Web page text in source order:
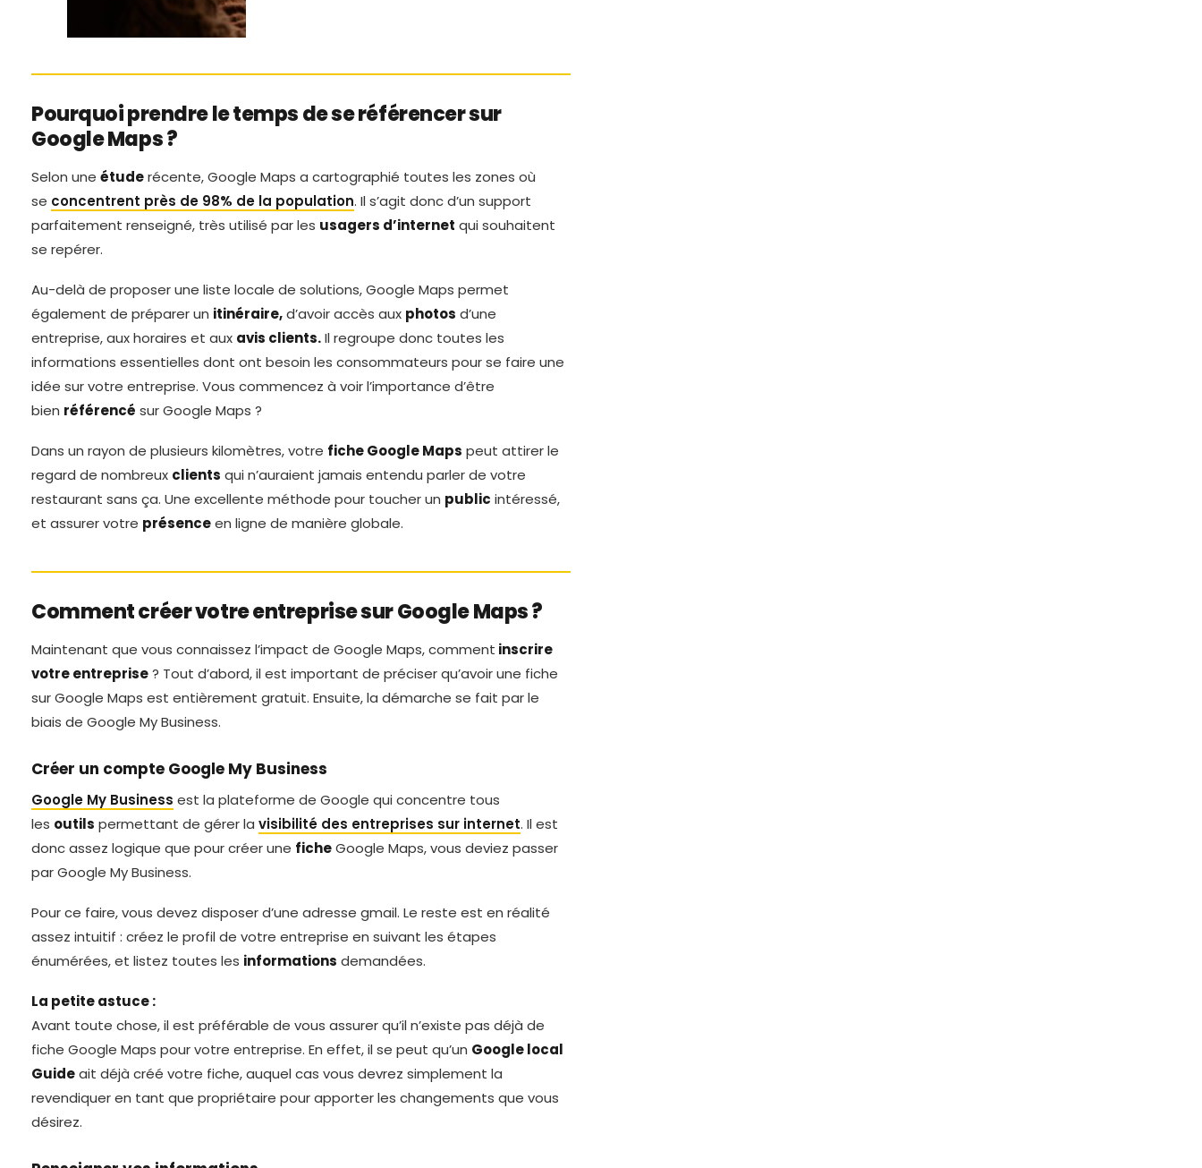
Pourquoi prendre le temps de se référencer sur
Google Maps ?
Selon une étuderécente, Google Maps a cartographié toutes les zones où
se concentrent près de 98% de la population. Il s’agit donc d’un support
parfaitement renseigné, très utilisé par les usagers d’internet qui souhaitent
se repérer.
Au-delà de proposer une liste locale de solutions, Google Maps permet
également de préparer un itinéraire,d’avoir accès aux photos d’une
entreprise, aux horaires et aux avis clients.Il regroupe donc toutes les
informations essentielles dont ont besoin les consommateurs pour se faire une
idée sur votre entreprise. Vous commencez à voir l’importance d’être
bien référencé sur Google Maps ?
Dans un rayon de plusieurs kilomètres, votre fiche Google Maps peut attirer le
regard de nombreux clients qui n’auraient jamais entendu parler de votre
restaurant sans ça. Une excellente méthode pour toucher un public intéressé,
et assurer votre présenceen ligne de manière globale.
Comment créer votre entreprise sur Google Maps ?
Maintenant que vous connaissez l’impact de Google Maps, comment inscrire
votre entreprise? Tout d’abord, il est important de préciser qu’avoir une fiche
sur Google Maps est entièrement gratuit. Ensuite, la démarche se fait par le
biais de Google My Business.
Créer un compte Google My Business
Google My Business est la plateforme de Google qui concentre tous
les outils permettant de gérer la visibilité des entreprises sur internet. Il est
donc assez logique que pour créer une ficheGoogle Maps, vous deviez passer
par Google My Business.
Pour ce faire, vous devez disposer d’une adresse gmail. Le reste est en réalité
assez intuitif : créez le profil de votre entreprise en suivant les étapes
énumérées, et listez toutes les informations demandées.
La petite astuce :
Avant toute chose, il est préférable de vous assurer qu’il n’existe pas déjà de
fiche Google Maps pour votre entreprise. En effet, il se peut qu’un Google local
Guideait déjà créé votre fiche, auquel cas vous devrez simplement la
revendiquer en tant que propriétaire pour apporter les changements que vous
désirez.